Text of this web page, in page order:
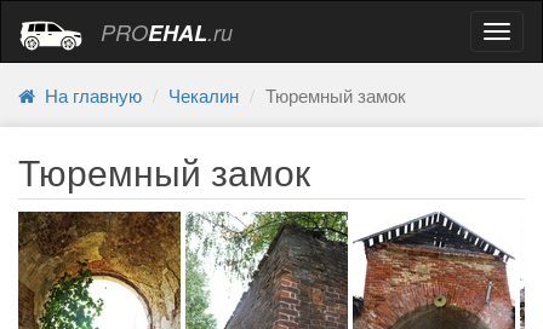
PROEHAL.ru
На главную Чекалин Тюремный замок
Тюремный замок